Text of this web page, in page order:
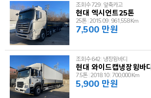
조회수 729 앞축카고
현대 엑시언트25톤
25톤 2015.09 961,558 Km
7,500 만원
조회수 642 냉장윙바디
현대 와이드캡냉장윙바디
7.5톤 2018.10 700,000 Km
5,900 만원